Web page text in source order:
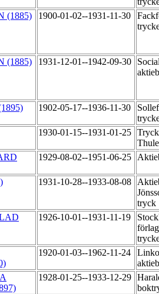
(1885)
1900-01-02--1931-11-30
(1885) 1931-12-01--1942-09-30
1902-05-17--1936-11-30
1930-01-15--1931-01-25
1929-08-02--1951-06-25
1931-10-28--1933-08-08
tryck
1926-10-01--1931-11-19
1920-01-03--1962-11-24
1928-01-25--1933-12-29